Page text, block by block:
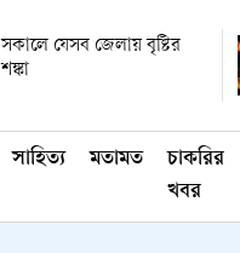
সকালে যেসব জেলায় বৃষ্টির
শঙ্কা
সাহিত্য মতামত
চাকরির
খবর